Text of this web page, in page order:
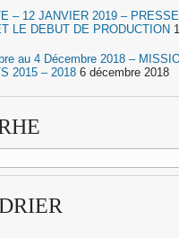
– 12 JANVIER 2019 –
LE DEBUT DE PRODUCTION
au 4 Décembre 2018 –
2015 – 2018 6 décembre 2018